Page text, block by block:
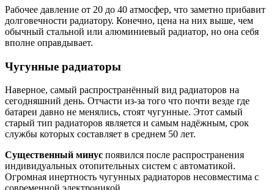
Рабочее давление от 20 до 40 атмосфер, что заметно прибавит
долговечности радиатору. Конечно, цена на них выше, чем
обычный стальной или алюминиевый радиатор, но она себя
вполне оправдывает.
Чугунные радиаторы
Наверное, самый распространённый вид радиаторов на
сегодняшний день. Отчасти из-за того что почти везде где
батареи давно не менялись, стоят чугунные. Этот самый
старый тип радиаторов является и самым надёжным, срок
службы которых составляет в среднем 50 лет.
Существенный минус появился после распространения
индивидуальных отопительных систем с автоматикой.
Огромная инертность чугунных радиаторов несовместима с